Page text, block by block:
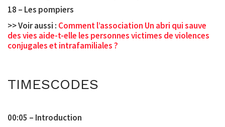
18 – Les pompiers
>> Voir aussi : Comment l’association Un abri qui sauve
des vies aide-t-elle les personnes victimes de violences
conjugales et intrafamiliales ?
TIMESCODES
00:05 – Introduction